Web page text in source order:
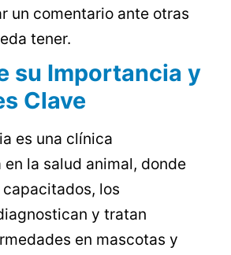
un comentario ante otras
tener.
su Importancia y
Clave
es una clínica
la salud animal, donde
los
y tratan
en mascotas y